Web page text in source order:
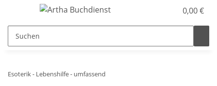
0,00 €
Esoterik - Lebenshilfe - umfassend